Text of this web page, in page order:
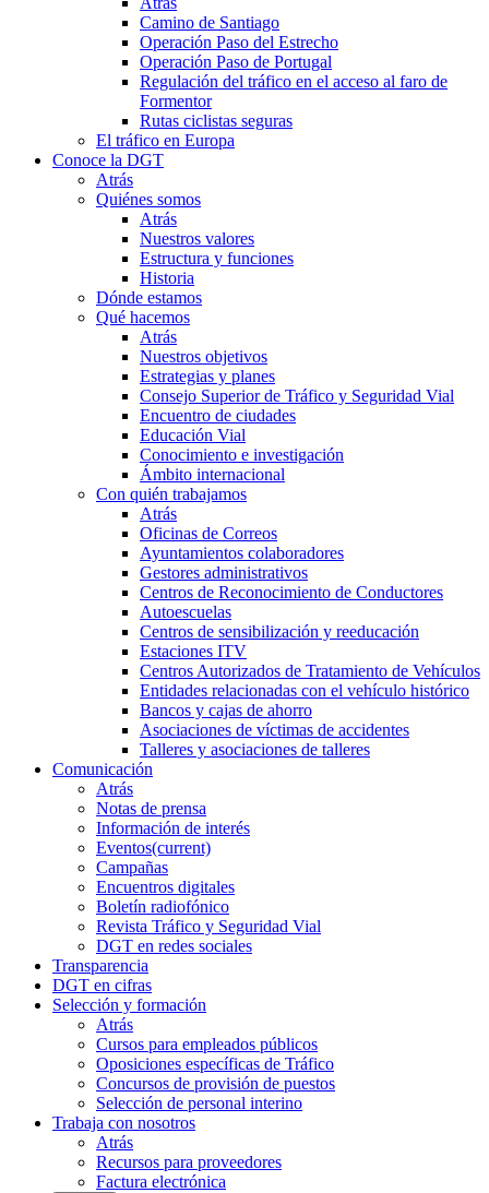
Camino de Santiago
Operación Paso del Estrecho
Operación Paso de Portugal
Regulación del tráfico en el acceso al faro de
Formentor
Rutas ciclistas seguras
El tráfico en Europa
Conoce la DGT
Atrás
Quiénes somos
Atrás
Nuestros valores
Estructura y funciones
Historia
Dónde estamos
Qué hacemos
Atrás
Nuestros objetivos
Estrategias y planes
Consejo Superior de Tráfico y Seguridad Vial
Encuentro de ciudades
Educación Vial
Conocimiento e investigación
Ámbito internacional
Con quién trabajamos
Atrás
Oficinas de Correos
Ayuntamientos colaboradores
Gestores administrativos
Centros de Reconocimiento de Conductores
Autoescuelas
Centros de sensibilización y reeducación
Estaciones ITV
Centros Autorizados de Tratamiento de Vehículos
Entidades relacionadas con el vehículo histórico
Bancos y cajas de ahorro
Asociaciones de víctimas de accidentes
Talleres y asociaciones de talleres
Comunicación
Atrás
Notas de prensa
Información de interés
Eventos(current)
Campañas
Encuentros digitales
Boletín radiofónico
Revista Tráfico y Seguridad Vial
DGT en redes sociales
Transparencia
DGT en cifras
Selección y formación
Atrás
Cursos para empleados públicos
Oposiciones específicas de Tráfico
Concursos de provisión de puestos
Selección de personal interino
Trabaja con nosotros
Atrás
Recursos para proveedores
Factura electrónica